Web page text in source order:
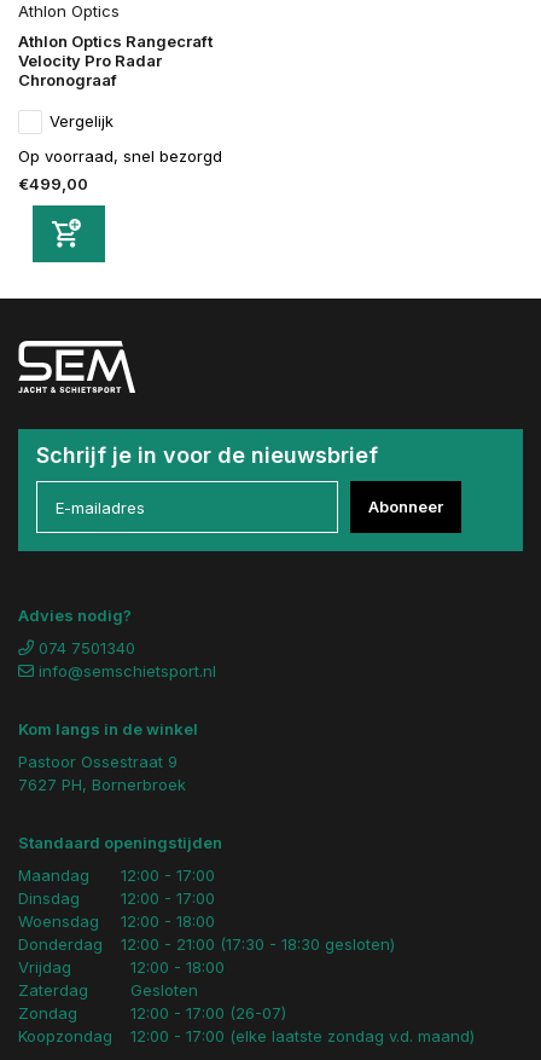
Athlon Optics
Athlon Optics Rangecraft
Velocity Pro Radar
Chronograaf
Vergelijk
Op voorraad, snel bezorgd
€499,00
Schrijf je in voor de nieuwsbrief
Abonneer
Advies nodig?
074 7501340
info@semschietsport.nl
Kom langs in de winkel
Pastoor Ossestraat 9
7627 PH, Bornerbroek
Standaard openingstijden
Maandag
Dinsdag
Woensdag
Donderdag
12:00 - 17:00
12:00 - 17:00
12:00 - 18:00
12:00 - 21:00 (17:30 - 18:30 gesloten)
Vrijdag
Zaterdag
Zondag
Koopzondag
12:00 - 18:00
Gesloten
12:00 - 17:00 (26-07)
12:00 - 17:00 (elke laatste zondag v.d. maand)